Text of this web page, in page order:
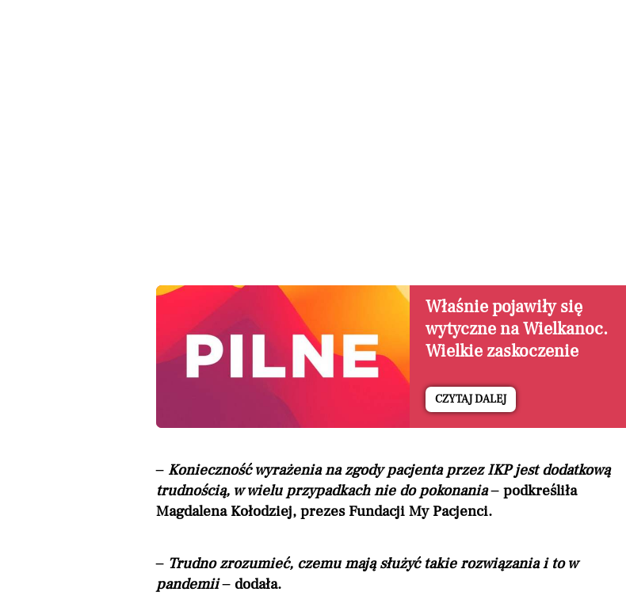
Właśnie pojawiły się
wytyczne na Wielkanoc.
Wielkie zaskoczenie
CZYTAJ DALEJ
– Konieczność wyrażenia na zgody pacjenta przez IKP jest dodatkową
trudnością, w wielu przypadkach nie do pokonania – podkreśliła
Magdalena Kołodziej, prezes Fundacji My Pacjenci.
– Trudno zrozumieć, czemu mają służyć takie rozwiązania i to w
pandemii – dodała.